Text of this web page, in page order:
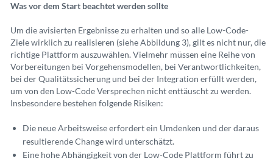
Was vor dem Start beachtet werden sollte
Um die avisierten Ergebnisse zu erhalten und so alle Low-Code-
Ziele wirklich zu realisieren (siehe Abbildung 3), gilt es nicht nur, die
richtige Plattform auszuwählen. Vielmehr müssen eine Reihe von
Vorbereitungen bei Vorgehensmodellen, bei Verantwortlichkeiten,
bei der Qualitätssicherung und bei der Integration erfüllt werden,
um von den Low-Code Versprechen nicht enttäuscht zu werden.
Insbesondere bestehen folgende Risiken:
Die neue Arbeitsweise erfordert ein Umdenken und der daraus
resultierende Change wird unterschätzt.
Eine hohe Abhängigkeit von der Low-Code Plattform führt zu